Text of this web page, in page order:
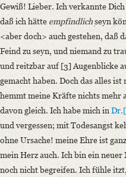
Gewiß! Lieber. Ich verkannte
daß ich hätte empfindlichseyn
<aber doch> auch gestehen, daß
Feind zu seyn, und niemand zu
und reitzbar auf [3] Augenblicke
gemacht haben. Doch das alles ist
hemmt meine Kräfte nichts mehr
davon gleich. Ich habe mich in
und vergessen; mit Todesangst
ohne Ursache! meine Ehre ist
mein Herz auch. Ich bin ein neuer
noch nicht begreifen. Ich fühle